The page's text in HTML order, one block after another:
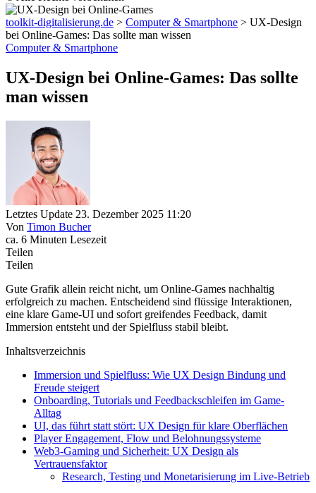
toolkit-digitalisierung.de > Computer & Smartphone > UX-Design
bei Online-Games: Das sollte man wissen
Computer & Smartphone
UX-Design bei Online-Games: Das sollte
man wissen
Letztes Update 23. Dezember 2025 11:20
Von Timon Bucher
ca. 6 Minuten Lesezeit
Teilen
Teilen
Gute Grafik allein reicht nicht, um Online-Games nachhaltig
erfolgreich zu machen. Entscheidend sind flüssige Interaktionen,
eine klare Game-UI und sofort greifendes Feedback, damit
Immersion entsteht und der Spielfluss stabil bleibt.
Inhaltsverzeichnis
Immersion und Spielfluss: Wie UX Design Bindung und
Freude steigert
Onboarding, Tutorials und Feedbackschleifen im Game-
Alltag
UI, das führt statt stört: UX Design für klare Oberflächen
Player Engagement, Flow und Belohnungssysteme
Web3-Gaming und Sicherheit: UX Design als
Vertrauensfaktor
Research, Testing und Monetarisierung im Live-Betrieb